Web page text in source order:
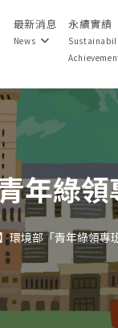
最新消息
News
永續實績
年綠
環境部「青年綠領專